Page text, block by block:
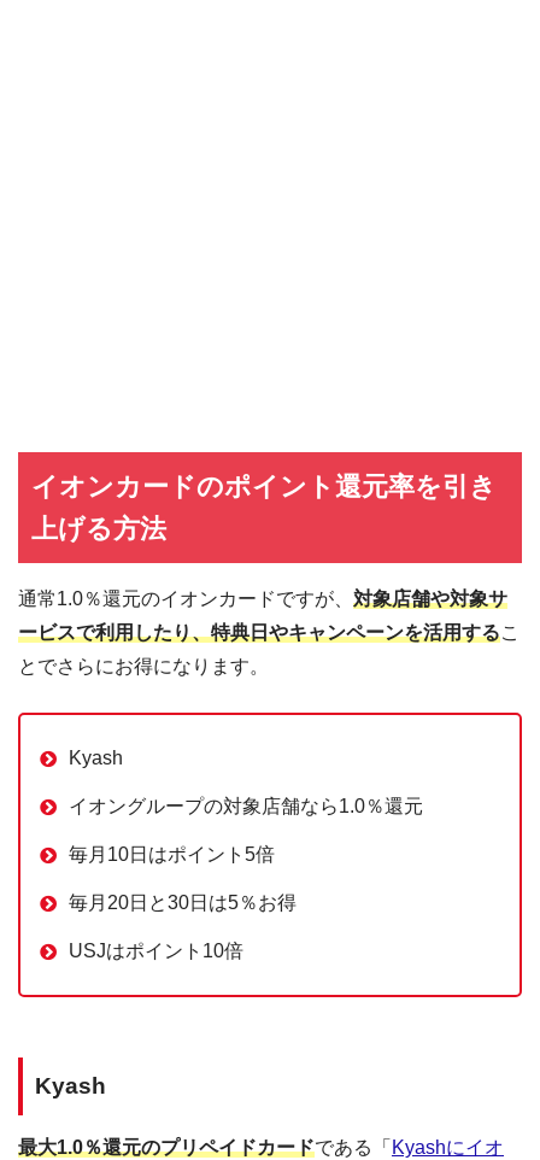
イオンカードのポイント還元率を引き
上げる方法
通常1.0％還元のイオンカードですが、 対象店舗や対象サ
ービスで利用したり、特典日やキャンペーンを活用するこ
とでさらにお得になります。
Kyash
イオングループの対象店舗なら1.0％還元
毎月10日はポイント5倍
毎月20日と30日は5％お得
USJはポイント10倍
Kyash
最大1.0％還元のプリペイドカードである「 Kyashにイオ